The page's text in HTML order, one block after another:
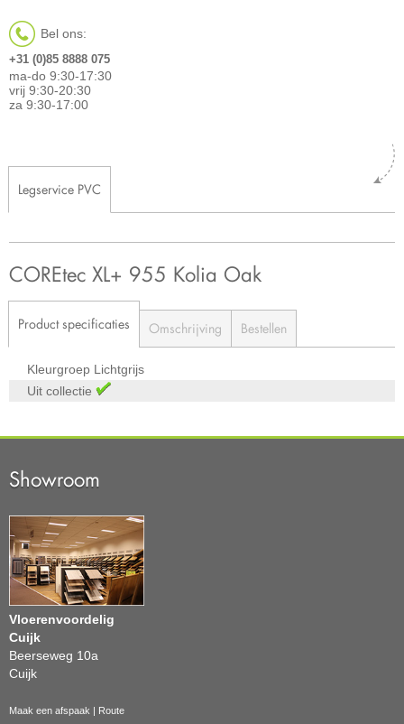
Bel ons:
+31 (0)85 8888 075
ma-do 9:30-17:30
vrij 9:30-20:30
za 9:30-17:00
Legservice PVC
COREtec XL+ 955 Kolia Oak
Product specificaties Omschrijving Bestellen
Kleurgroep Lichtgrijs
Uit collectie
Showroom
Vloerenvoordelig
Cuijk
Beerseweg 10a
Cuijk
Maak een afspaak Route